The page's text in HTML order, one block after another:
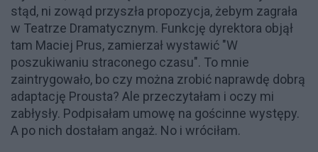
stąd, ni zowąd przyszła propozycja, żebym zagrała
w Teatrze Dramatycznym. Funkcję dyrektora objął
tam Maciej Prus, zamierzał wystawić "W
poszukiwaniu straconego czasu". To mnie
zaintrygowało, bo czy można zrobić naprawdę dobrą
adaptację Prousta? Ale przeczytałam i oczy mi
zabłysły. Podpisałam umowę na gościnne występy.
A po nich dostałam angaż. No i wróciłam.